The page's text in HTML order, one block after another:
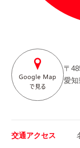
〒
愛知
交通アクセス